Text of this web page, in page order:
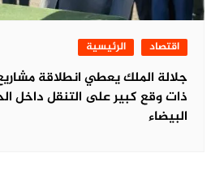
اقتصاد الرئيسية
جلالة الملك يعطي انطلاقة
ذات وقع كبير على التنقل داخل
البيضاء